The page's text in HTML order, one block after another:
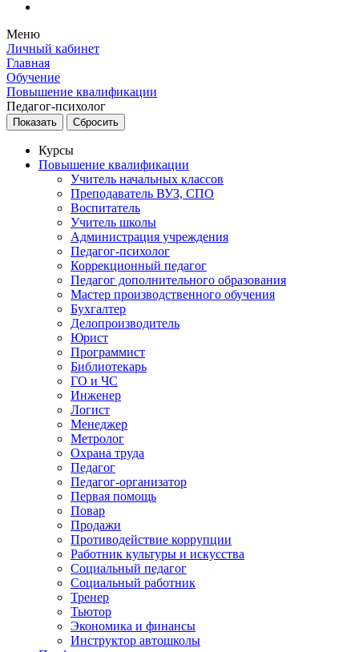
Меню
Личный кабинет
Главная
Обучение
Повышение квалификации
Педагог-психолог
Курсы
Повышение квалификации
Учитель начальных классов
Преподаватель ВУЗ, СПО
Воспитатель
Учитель школы
Администрация учреждения
Педагог-психолог
Коррекционный педагог
Педагог дополнительного образования
Мастер производственного обучения
Бухгалтер
Делопроизводитель
Юрист
Программист
Библиотекарь
ГО и ЧС
Инженер
Логист
Менеджер
Метролог
Охрана труда
Педагог
Педагог-организатор
Первая помощь
Повар
Продажи
Противодействие коррупции
Работник культуры и искусства
Социальный педагог
Социальный работник
Тренер
Тьютор
Экономика и финансы
Инструктор автошколы